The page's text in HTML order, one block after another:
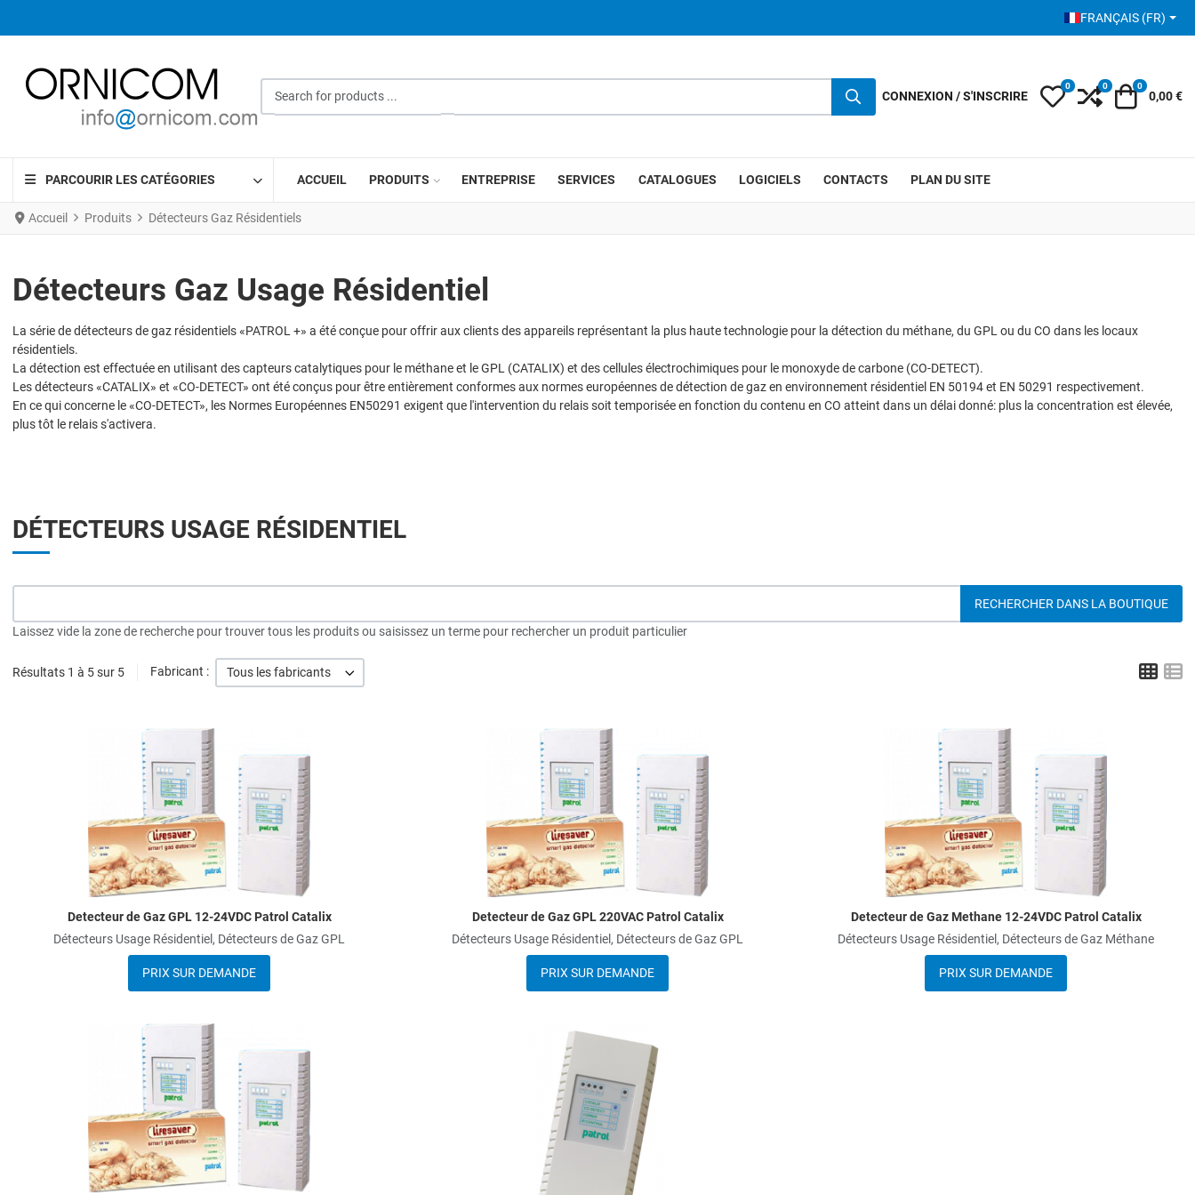
SÉLECTIONNEZ VOTRE
FRANÇAIS (FR)
CONNEXION / S'INSCRIRE My Wishlist
0 Compare
0 Votre
0
0,00 €
PARCOURIR LES CATÉGORIES ACCUEIL PRODUITS ENTREPRISE SERVICES CATALOGUES LOGICIELS CONTACTS PLAN DU SITE
Accueil Produits Détecteurs Gaz Résidentiels
Détecteurs Gaz Usage Résidentiel
La série de détecteurs de gaz résidentiels «PATROL +» a été conçue pour offrir aux clients des appareils représentant la plus haute technologie pour la détection du méthane, du GPL ou du CO dans les locaux
résidentiels.
La détection est effectuée en utilisant des capteurs catalytiques pour le méthane et le GPL (CATALIX) et des cellules électrochimiques pour le monoxyde de carbone (CO-DETECT).
Les détecteurs «CATALIX» et «CO-DETECT» ont été conçus pour être entièrement conformes aux normes européennes de détection de gaz en environnement résidentiel EN 50194 et EN 50291 respectivement.
En ce qui concerne le «CO-DETECT», les Normes Européennes EN50291 exigent que l'intervention du relais soit temporisée en fonction du contenu en CO atteint dans un délai donné: plus la concentration est élevée,
plus tôt le relais s'activera.
DÉTECTEURS USAGE RÉSIDENTIEL
Laissez vide la zone de recherche pour trouver tous les produits ou saisissez un terme pour rechercher un produit particulier
Résultats 1 à 5 sur 5 Fabricant : Tous les fabricants Grid
Detecteur de Gaz GPL 12-24VDC Patrol Catalix
Détecteurs Usage Résidentiel, Détecteurs de Gaz GPL
PRIX SUR DEMANDE
Detecteur de Gaz GPL 220VAC Patrol Catalix
Détecteurs Usage Résidentiel, Détecteurs de Gaz GPL
PRIX SUR DEMANDE
Detecteur de Gaz Methane 12-24VDC Patrol Catalix
Détecteurs Usage Résidentiel, Détecteurs de Gaz Méthane
PRIX SUR DEMANDE